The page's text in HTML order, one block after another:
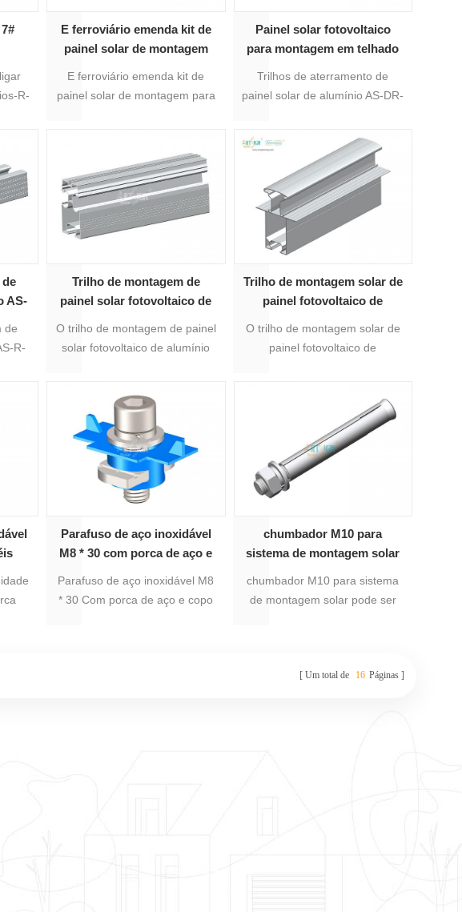
R-
E ferroviário emenda kit de
painel solar de montagem
E ferroviário emenda kit de
painel solar de montagem para
Painel solar fotovoltaico
para montagem em telhado
Trilhos de aterramento de
painel solar de alumínio AS-DR-
painel solar, embora tenham
vários tamanhos de perfil para
opção, tamanhos diferentes de
trilho de alumínio são
adequados para diferentes
solicitações de resistência.
AS-
de
R-
no
Trilho de montagem de
painel solar fotovoltaico de
O trilho de montagem de painel
solar fotovoltaico de alumínio
solar no solo.
Trilho de montagem solar de
painel fotovoltaico de
R-35B
O trilho de montagem solar de
painel fotovoltaico de
de montagem de painel solar
no solo.
Parafuso de aço inoxidável
M8 * 30 com porca de aço e
Parafuso de aço inoxidável M8
* 30 Com porca de aço e copo
chumbador M10 para
sistema de montagem solar
chumbador M10 para sistema
de montagem solar pode ser
Um total de 16 Páginas